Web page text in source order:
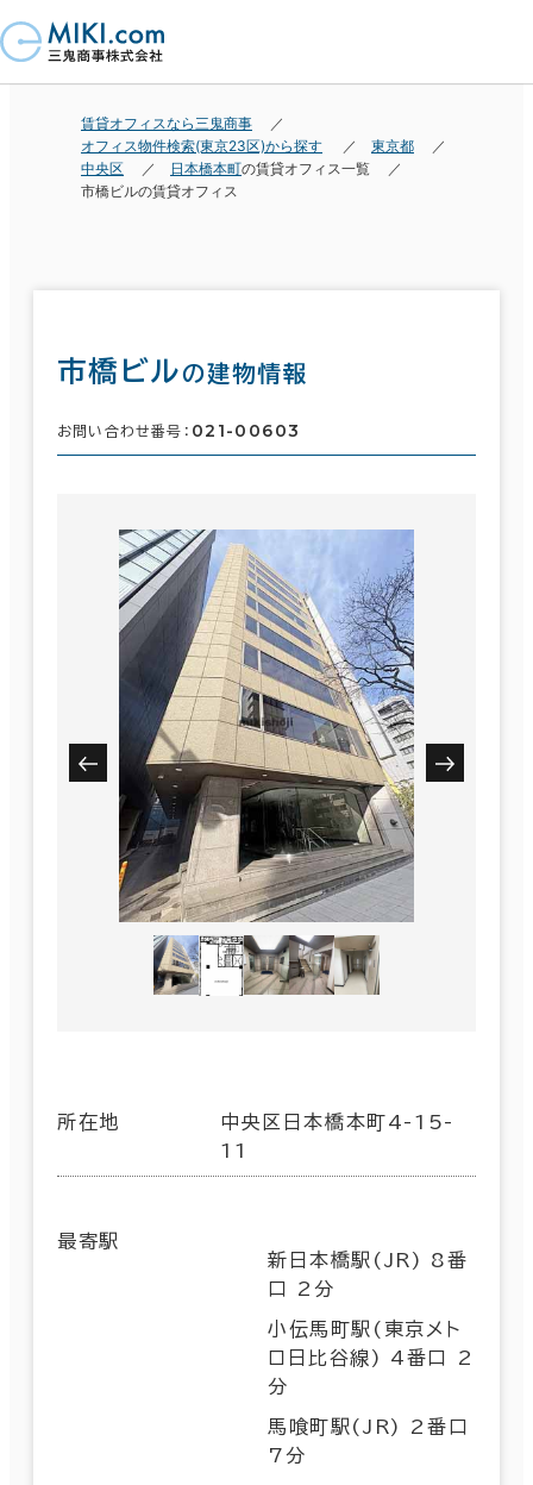
賃貸オフィスなら三鬼商事
オフィス物件検索(東京23区)から探す
東京都
中央区
日本橋本町の賃貸オフィス一覧
市橋ビルの賃貸オフィス
市橋ビルの建物情報
お問い合わせ番号： 021-00603
所在地
中央区日本橋本町4-15-
11
最寄駅
新日本橋駅(JR) 8番
口 2分
小伝馬町駅(東京メト
ロ日比谷線) 4番口 2
分
馬喰町駅(JR) 2番口
7分